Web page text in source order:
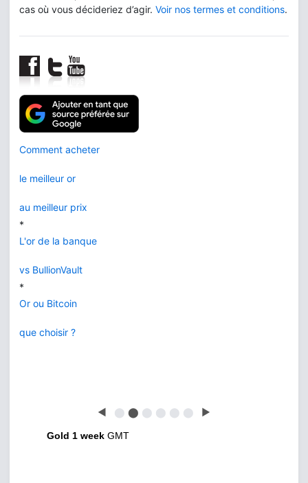
cas où vous décideriez d’agir. Voir nos termes et conditions.
Comment acheter
le meilleur or
au meilleur prix
*
L'or de la banque
vs BullionVault
*
Or ou Bitcoin
que choisir ?
◀ ⬤ ⬤ ⬤ ⬤ ⬤ ⬤ ▶
Gold 1 week GMT